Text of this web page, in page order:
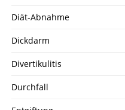
Diät-Abnahme
Dickdarm
Divertikulitis
Durchfall